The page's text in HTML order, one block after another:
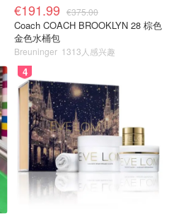
€191.99 €375.00
Coach COACH BROOKLYN 28 棕色
金色水桶包
Breuninger 1313人感兴趣
4